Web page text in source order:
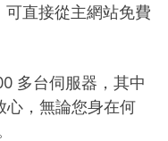
可直接從主網站免費
多台伺服器，其中
心，無論您身在何